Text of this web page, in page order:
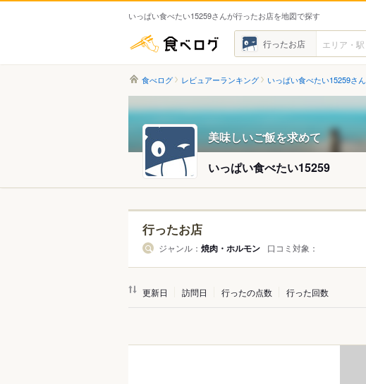
いっぱい食べたい15259さんが行ったお店を地図で探す
食べログ 行ったお店
食べログ レビュアーランキング いっぱい食べたい15259さん
美味しいご飯を求めて
いっぱい食べたい15259
行ったお店
ジャンル： 焼肉・ホルモン 口コミ対象：
更新日 訪問日 行ったの点数 行った回数